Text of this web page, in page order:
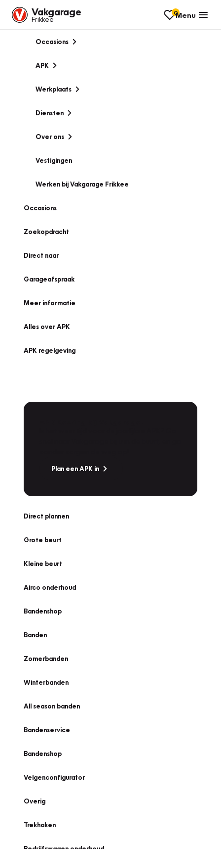
Vakgarage
Frikkee
0Menu
Occasions
APK
Werkplaats
Diensten
Over ons
Vestigingen
Werken bij Vakgarage Frikkee
Occasions
Zoekopdracht
Direct naar
Garageafspraak
Meer informatie
Alles over APK
APK regelgeving
Plan een APK in
Direct plannen
Grote beurt
Kleine beurt
Airco onderhoud
Bandenshop
Banden
Zomerbanden
Winterbanden
All season banden
Bandenservice
Bandenshop
Velgenconfigurator
Overig
Trekhaken